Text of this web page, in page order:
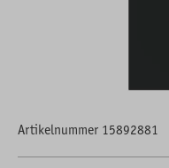
Artikelnummer 15892881